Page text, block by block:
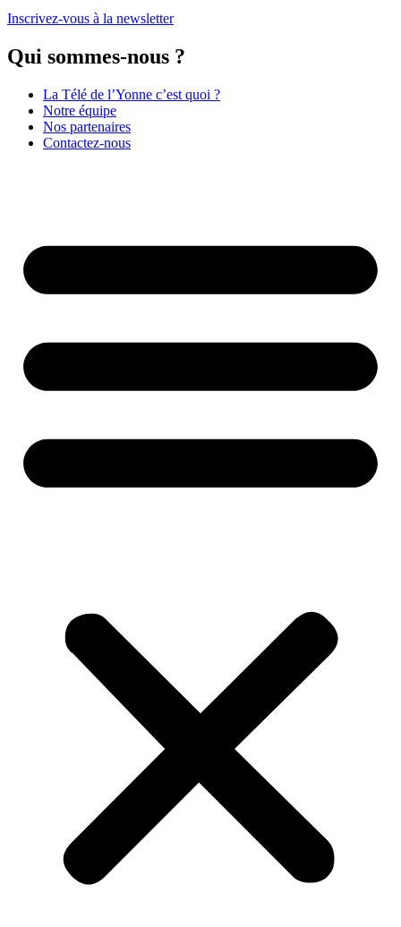
Inscrivez-vous à la newsletter
Qui sommes-nous ?
La Télé de l’Yonne c’est quoi ?
Notre équipe
Nos partenaires
Contactez-nous